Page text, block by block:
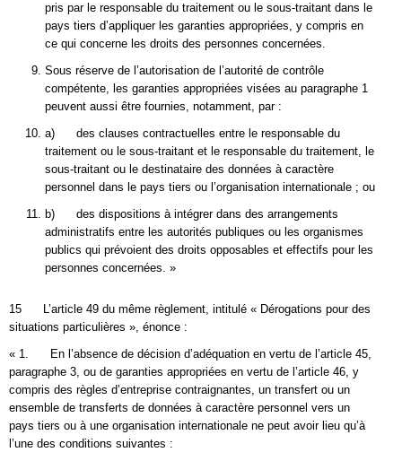
pris par le responsable du traitement ou le sous-traitant dans le
pays tiers d’appliquer les garanties appropriées, y compris en
ce qui concerne les droits des personnes concernées.
Sous réserve de l’autorisation de l’autorité de contrôle
compétente, les garanties appropriées visées au paragraphe 1
peuvent aussi être fournies, notamment, par :
a) des clauses contractuelles entre le responsable du
traitement ou le sous-traitant et le responsable du traitement, le
sous-traitant ou le destinataire des données à caractère
personnel dans le pays tiers ou l’organisation internationale ; ou
b) des dispositions à intégrer dans des arrangements
administratifs entre les autorités publiques ou les organismes
publics qui prévoient des droits opposables et effectifs pour les
personnes concernées. »
15 L’article 49 du même règlement, intitulé « Dérogations pour des
situations particulières », énonce :
« 1. En l’absence de décision d’adéquation en vertu de l’article 45,
paragraphe 3, ou de garanties appropriées en vertu de l’article 46, y
compris des règles d’entreprise contraignantes, un transfert ou un
ensemble de transferts de données à caractère personnel vers un
pays tiers ou à une organisation internationale ne peut avoir lieu qu’à
l’une des conditions suivantes :